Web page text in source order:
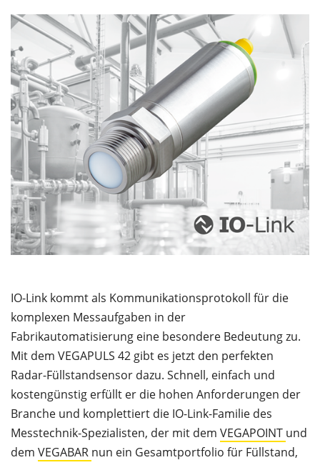
IO-Link kommt als Kommunikationsprotokoll für die
komplexen Messaufgaben in der
Fabrikautomatisierung eine besondere Bedeutung zu.
Mit dem VEGAPULS 42 gibt es jetzt den perfekten
Radar-Füllstandsensor dazu. Schnell, einfach und
kostengünstig erfüllt er die hohen Anforderungen der
Branche und komplettiert die IO-Link-Familie des
Messtechnik-Spezialisten, der mit dem VEGAPOINT und
dem VEGABAR nun ein Gesamtportfolio für Füllstand,